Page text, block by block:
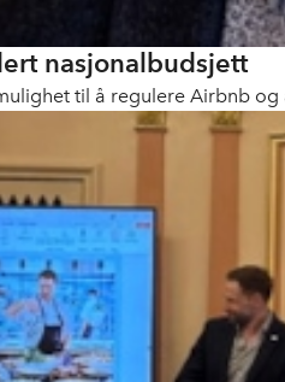
nasjonalbudsjett
til å regulere Airbnb